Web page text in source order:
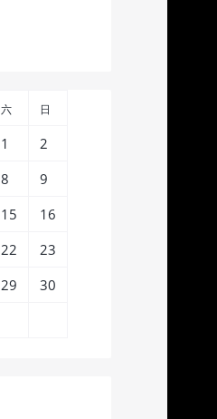
六 日
1
2
8
9
15
16
22
23
29
30